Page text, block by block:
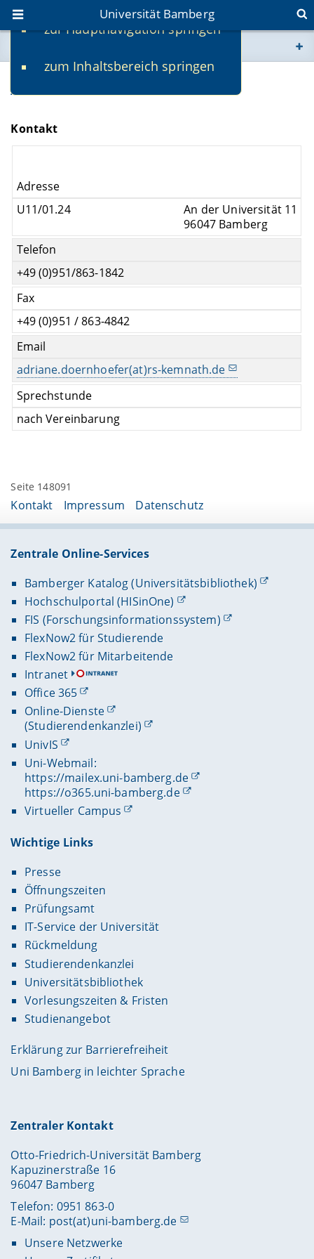
zur Hauptnavigation springen
zum Inhaltsbereich springen
Universität Bamberg
www.uni-bamberg.de
fis.uni-bamberg.de
Adriane Dörnhöfer
Kontakt
Adresse
U11/01.24
An der Universität 11
96047 Bamberg
Telefon
+49 (0)951/863-1842
Fax
+49 (0)951 / 863-4842
Email
adriane.doernhoefer(at)rs-kemnath.de
Sprechstunde
nach Vereinbarung
Seite 148091
Kontakt Impressum Datenschutz
Zentrale Online-Services
Bamberger Katalog (Universitätsbibliothek)
Hochschulportal (HISinOne)
FIS (Forschungsinformationssystem)
FlexNow2 für Studierende
FlexNow2 für Mitarbeitende
Intranet
Office 365
Online-Dienste
(Studierendenkanzlei)
UnivIS
Uni-Webmail:
https://mailex.uni-bamberg.de
https://o365.uni-bamberg.de
Virtueller Campus
Wichtige Links
Presse
Öffnungszeiten
Prüfungsamt
IT-Service der Universität
Rückmeldung
Studierendenkanzlei
Universitätsbibliothek
Vorlesungszeiten & Fristen
Studienangebot
Erklärung zur Barrierefreiheit
Uni Bamberg in leichter Sprache
Zentraler Kontakt
Otto-Friedrich-Universität Bamberg
Kapuzinerstraße 16
96047 Bamberg
Telefon: 0951 863-0
E-Mail: post(at)uni-bamberg.de
Unsere Netzwerke